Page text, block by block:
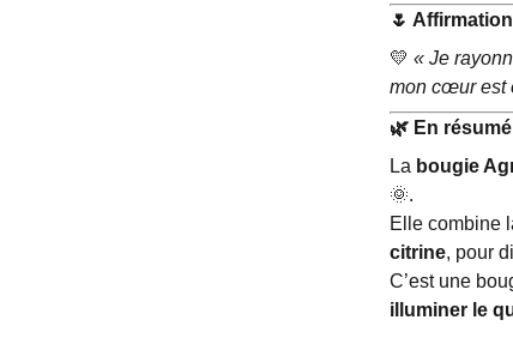
🌷
💛 « Je
mon cœur est
🌿 En résumé
La bougie
🌞.
Elle combine
citrine, pour
C’est une
illuminer le